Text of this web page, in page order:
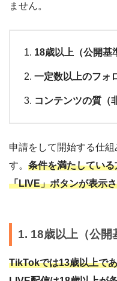
ません。
18歳以上（公開基
一定数以上のフォ
コンテンツの質（
申請をして開始する仕
す。 条件を満たしてい
「LIVE」ボタンが表示
1. 18歳以上（公開
TikTokでは13歳以上で